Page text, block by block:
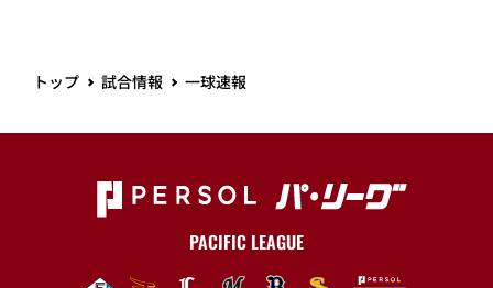
トップ 試合情報 一球速報
PACIFIC LEAGUE